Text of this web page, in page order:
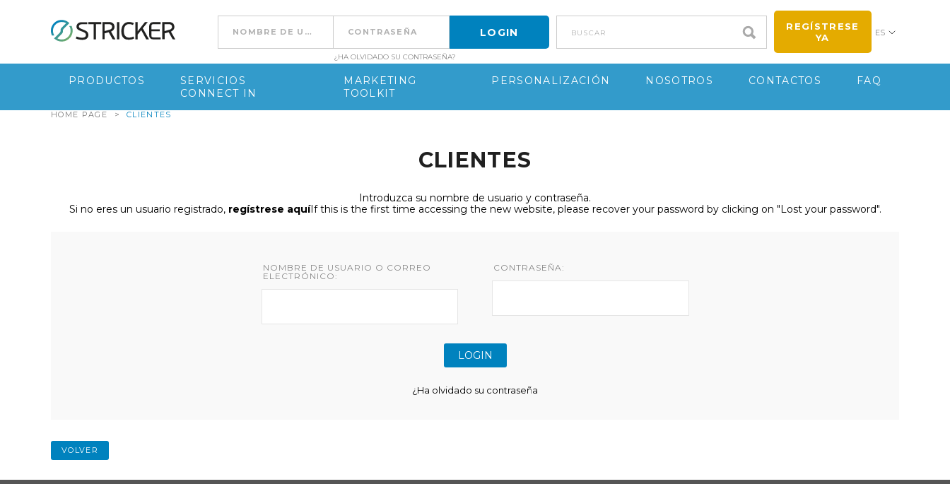
Go to content
¿HA OLVIDADO SU CONTRASEÑA?
buscar
REGÍSTRESE
YA
ES
PRODUCTOS
SERVICIOS
CONNECT IN
MARKETING
TOOLKIT
PERSONALIZACIÓN NOSOTROS CONTACTOS FAQ
HOME PAGE > CLIENTES
CLIENTES
Introduzca su nombre de usuario y contraseña.
Si no eres un usuario registrado, regístrese aquíIf this is the first time accessing the new website, please recover your password by clicking on "Lost your password".
NOMBRE DE USUARIO O CORREO
ELECTRÓNICO:
CONTRASEÑA:
¿Ha olvidado su contraseña
VOLVER